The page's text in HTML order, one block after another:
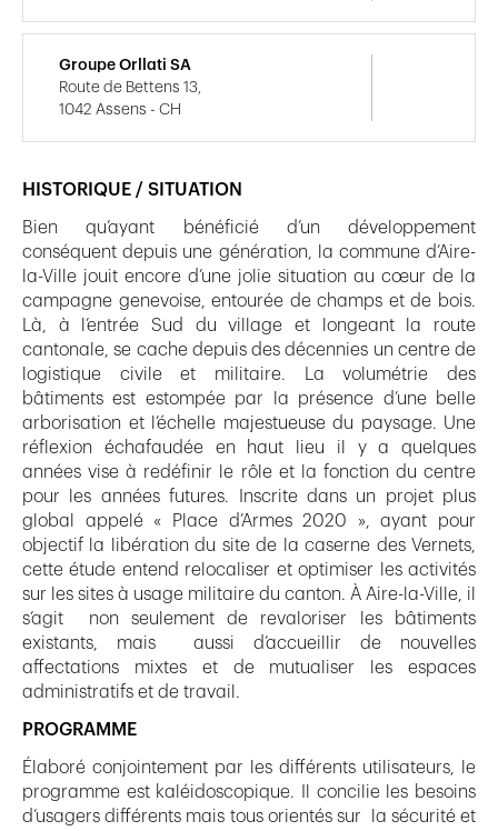
HISTORIQUE / SITUATION
Bien qu’ayant bénéficié d’un développement
conséquent depuis une génération, la commune d’Aire-
la-Ville jouit encore d’une jolie situation au cœur de la
campagne genevoise, entourée de champs et de bois.
Là, à l’entrée Sud du village et longeant la route
cantonale, se cache depuis des décennies un centre de
logistique civile et militaire. La volumétrie des
bâtiments est estompée par la présence d’une belle
arborisation et l’échelle majestueuse du paysage. Une
réflexion échafaudée en haut lieu il y a quelques
années vise à redéfinir le rôle et la fonction du centre
pour les années futures. Inscrite dans un projet plus
global appelé « Place d’Armes 2020 », ayant pour
objectif la libération du site de la caserne des Vernets,
cette étude entend relocaliser et optimiser les activités
sur les sites à usage militaire du canton. À Aire-la-Ville, il
s’agit non seulement de revaloriser les bâtiments
existants, mais aussi d’accueillir de nouvelles
affectations mixtes et de mutualiser les espaces
administratifs et de travail.
PROGRAMME
Élaboré conjointement par les différents utilisateurs, le
programme est kaléidoscopique. Il concilie les besoins
d’usagers différents mais tous orientés sur la sécurité et
Groupe Orllati SA
Route de Bettens 13,
1042 Assens - CH